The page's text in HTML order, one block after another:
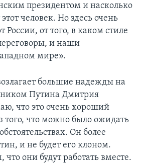
президентом и насколько
человек. Но здесь очень
России, от того, в каком стиле
и наши
мире».
большие надежды на
Путина Дмитрия
что это очень хороший
того, что можно было ожидать
Он более
и не будет его клоном.
они будут работать вместе.